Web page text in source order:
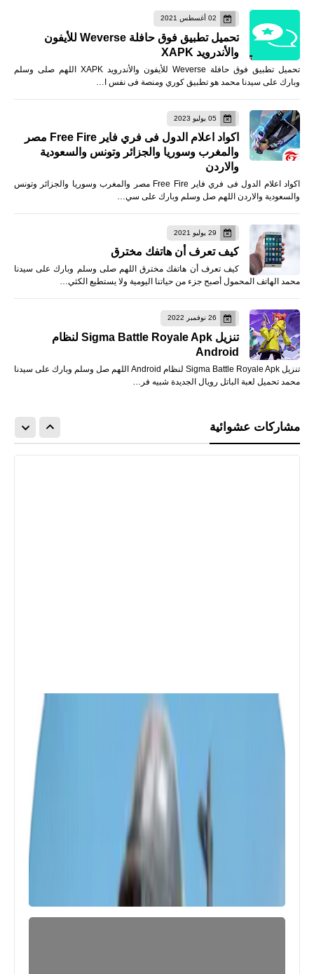
02 أغسطس 2021
تحميل تطبيق فوق حافلة Weverse للأيفون
والأندرويد XAPK
تحميل تطبيق فوق حافلة Weverse للأيفون والأندرويد XAPK اللهم صلى وسلم
وبارك على سيدنا محمد هو تطبيق كوري ومنصة فى نفس ا…
05 يوليو 2023
اكواد اعلام الدول فى فري فاير Free Fire مصر
والمغرب وسوريا والجزائر وتونس والسعودية
والاردن
اكواد اعلام الدول فى فري فاير Free Fire مصر والمغرب وسوريا والجزائر وتونس
والسعودية والاردن اللهم صل وسلم وبارك على سي…
29 يوليو 2021
كيف تعرف أن هاتفك مخترق
كيف تعرف أن هاتفك مخترق اللهم صلى وسلم وبارك على سيدنا
محمد الهاتف المحمول أصبح جزء من حياتنا اليومية ولا يستطيع الكثي…
26 نوفمبر 2022
تنزيل Sigma Battle Royale Apk لنظام
Android
تنزيل Sigma Battle Royale Apk لنظام Android اللهم صل وسلم وبارك على سيدنا
محمد تحميل لعبة الباتل رويال الجديدة شبيه فر…
مشاركات عشوائية